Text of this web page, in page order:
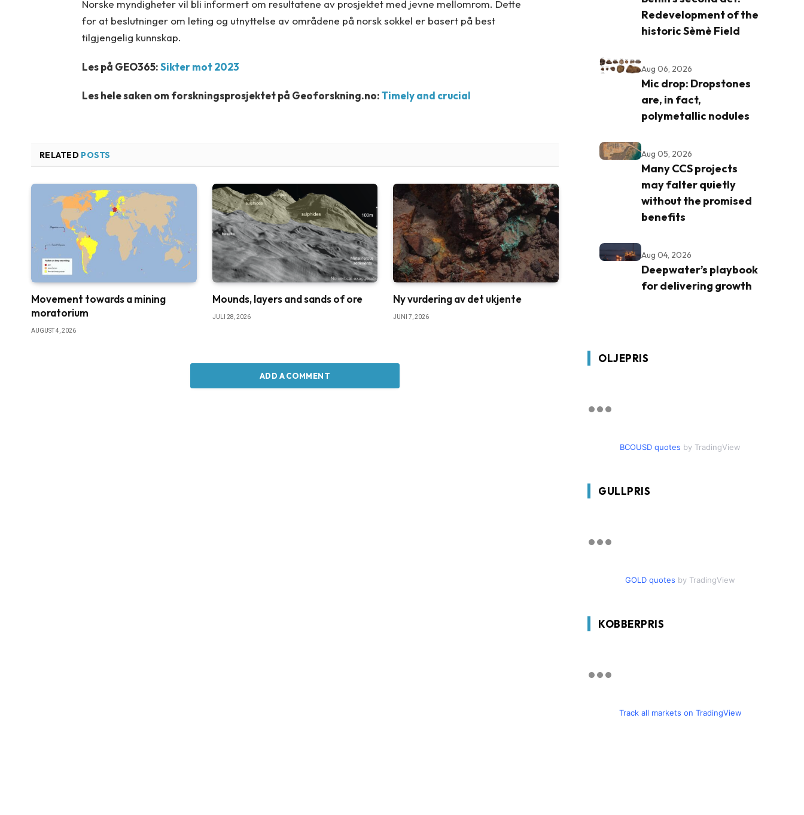
Norske myndigheter vil bli informert om resultatene av prosjektet med jevne mellomrom. Dette
for at beslutninger om leting og utnyttelse av områdene på norsk sokkel er basert på best
tilgjengelig kunnskap.
Les på GEO365:Sikter mot 2023
Les hele saken om forskningsprosjektet på Geoforskning.no:Timely and crucial
RELATED POSTS
Movement towards a mining
moratorium
AUGUST 4, 2026
Mounds, layers and sands of ore
JULI 28, 2026
Ny vurdering av det ukjente
JUNI 7, 2026
ADD A COMMENT
Redevelopment of the
historic Sèmè Field
Aug 06, 2026
Mic drop: Dropstones
are, in fact,
polymetallic nodules
Aug 05, 2026
Many CCS projects
may falter quietly
without the promised
benefits
Aug 04, 2026
Deepwater’s playbook
for delivering growth
OLJEPRIS
BCOUSD quotes by TradingView
GULLPRIS
GOLD quotes by TradingView
KOBBERPRIS
Track all markets on TradingView